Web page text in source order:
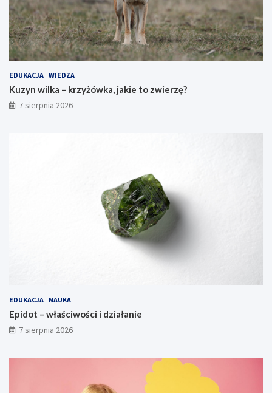
EDUKACJA WIEDZA
Kuzyn wilka – krzyżówka, jakie to zwierzę?
7 sierpnia 2026
EDUKACJA NAUKA
Epidot – właściwości i działanie
7 sierpnia 2026